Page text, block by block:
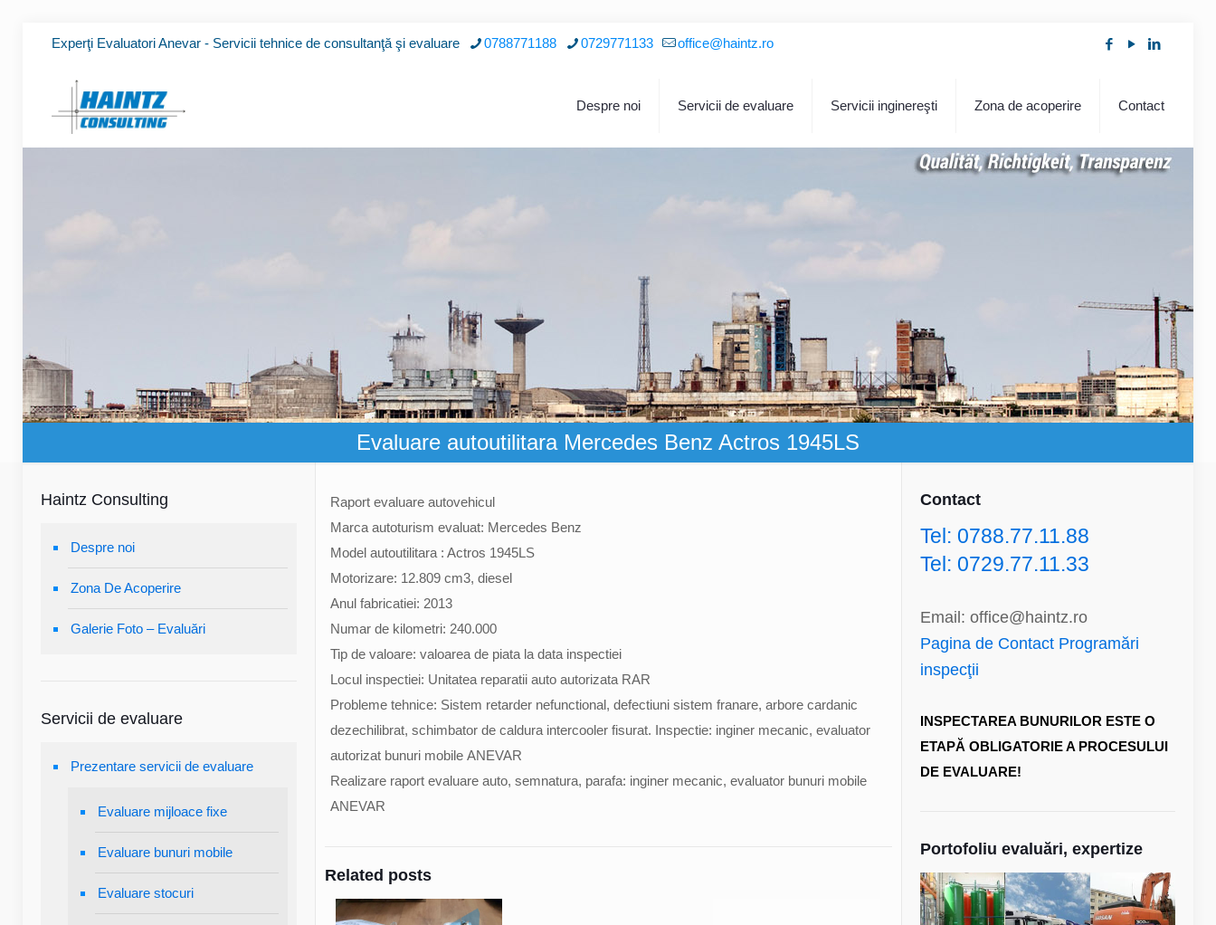
Experţi Evaluatori Anevar - Servicii tehnice de consultanţă şi evaluare 0788771188 0729771133 office@haintz.ro
Despre noi Servicii de evaluare Servicii inginereşti Zona de acoperire Contact
Evaluare autoutilitara Mercedes Benz Actros 1945LS
Raport evaluare autovehicul
Marca autoturism evaluat: Mercedes Benz
Model autoutilitara : Actros 1945LS
Motorizare: 12.809 cm3, diesel
Anul fabricatiei: 2013
Numar de kilometri: 240.000
Tip de valoare: valoarea de piata la data inspectiei
Locul inspectiei: Unitatea reparatii auto autorizata RAR
Probleme tehnice: Sistem retarder nefunctional, defectiuni sistem franare, arbore cardanic
dezechilibrat, schimbator de caldura intercooler fisurat. Inspectie: inginer mecanic, evaluator
autorizat bunuri mobile ANEVAR
Realizare raport evaluare auto, semnatura, parafa: inginer mecanic, evaluator bunuri mobile
ANEVAR
Related posts
Haintz Consulting
Despre noi
Zona De Acoperire
Galerie Foto – Evaluări
Servicii de evaluare
Prezentare servicii de evaluare
Evaluare mijloace fixe
Evaluare bunuri mobile
Evaluare stocuri
Contact
Tel: 0788.77.11.88
Tel: 0729.77.11.33
Email: office@haintz.ro
Pagina de Contact Programări
inspecţii
INSPECTAREA BUNURILOR ESTE O
ETAPĂ OBLIGATORIE A PROCESULUI
DE EVALUARE!
Portofoliu evaluări, expertize